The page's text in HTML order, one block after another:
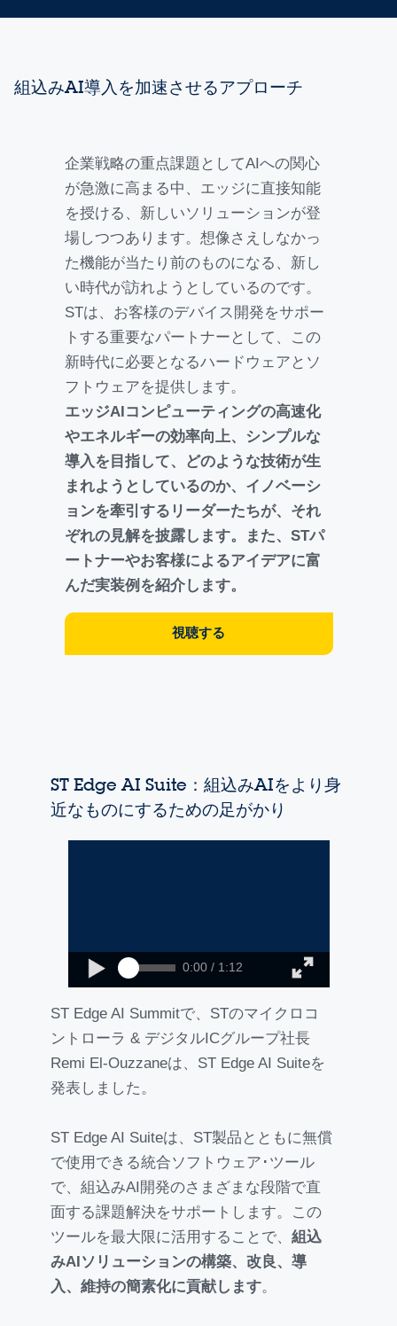
組込みAI導入を加速させるアプローチ
企業戦略の重点課題としてAIへの関心
が急激に高まる中、エッジに直接知能
を授ける、新しいソリューションが登
場しつつあります。想像さえしなかっ
た機能が当たり前のものになる、新し
い時代が訪れようとしているのです。
STは、お客様のデバイス開発をサポー
トする重要なパートナーとして、この
新時代に必要となるハードウェアとソ
フトウェアを提供します。
エッジAIコンピューティングの高速化
やエネルギーの効率向上、シンプルな
導入を目指して、どのような技術が生
まれようとしているのか、イノベーシ
ョンを牽引するリーダーたちが、それ
ぞれの見解を披露します。また、STパ
ートナーやお客様によるアイデアに富
んだ実装例を紹介します。
視聴する
ST Edge AI Suite：組込みAIをより身
近なものにするための足がかり
0:00 / 1:12
ST Edge AI Summitで、STのマイクロコ
ントローラ & デジタルICグループ社長
Remi El-Ouzzaneは、ST Edge AI Suiteを
発表しました。
ST Edge AI Suiteは、ST製品とともに無償
で使用できる統合ソフトウェア･ツール
で、組込みAI開発のさまざまな段階で直
面する課題解決をサポートします。この
ツールを最大限に活用することで、 組込
みAIソリューションの構築、改良、導
入、維持の簡素化に貢献します。